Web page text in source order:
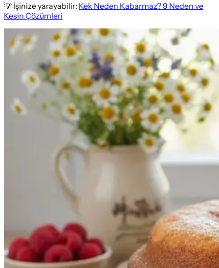
💡 İşinize yarayabilir: Kek Neden Kabarmaz? 9 Neden ve
Kesin Çözümleri